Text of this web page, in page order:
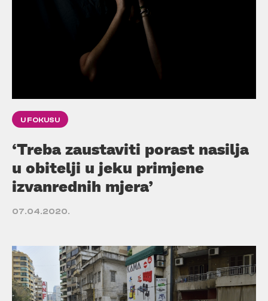
U FOKUSU
‘Treba zaustaviti porast nasilja
u obitelji u jeku primjene
izvanrednih mjera’
07.04.2020.